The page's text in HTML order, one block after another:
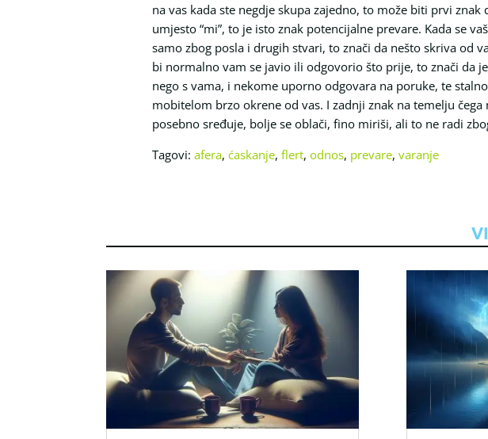
na vas kada ste negdje skupa zajedno, to može biti prvi
umjesto “mi”, to je isto znak potencijalne prevare. Kada se
samo zbog posla i drugih stvari, to znači da nešto skriva od
bi normalno vam se javio ili odgovorio što prije, to znači da
nego s vama, i nekome uporno odgovara na poruke, te
mobitelom brzo okrene od vas. I zadnji znak na temelju
posebno sređuje, bolje se oblači, fino miriši, ali to ne radi
Tagovi: afera, ćaskanje, flert, odnos, prevare, varanje